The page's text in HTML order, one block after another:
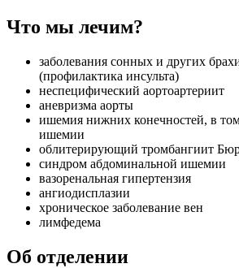
Что мы лечим?
заболевания сонных и других
(профилактика инсульта)
неспецифический аортоартериит
аневризма аорты
ишемия нижних конечностей, в
ишемии
облитерирующий тромбангиит
синдром абдоминальной ишемии
вазоренальная гипертензия
ангиодисплазии
хроническое заболевание вен
лимфедема
Об отделении